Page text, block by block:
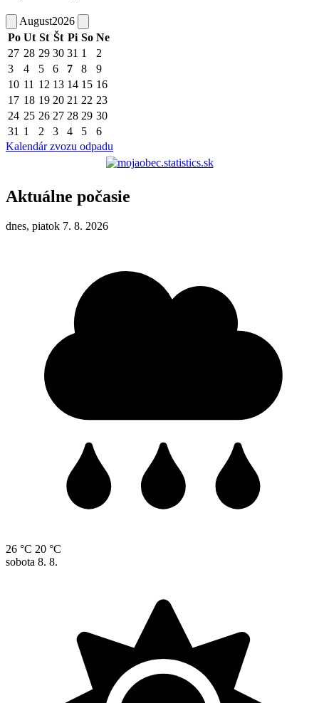
August2026
Po Ut St Št Pi So Ne
27 28 29 30 31 1
2
3
4 5 6 7 8
9
10 11 12 13 14 15 16
17 18 19 20 21 22 23
24 25 26 27 28 29 30
31 1 2 3 4 5
6
Kalendár zvozu odpadu
Aktuálne počasie
dnes, piatok 7. 8. 2026
26 °C 20 °C
sobota 8. 8.